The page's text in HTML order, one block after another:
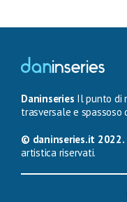
Daninseries Il punto di
trasversale e
© daninseries.it 2022.
artistica riservati.